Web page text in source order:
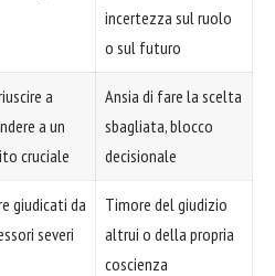
incertezza sul ruolo
o sul futuro
a
a un
cruciale
Ansia di fare la scelta
sbagliata, blocco
decisionale
giudicati da
severi
Timore del giudizio
altrui o della propria
coscienza